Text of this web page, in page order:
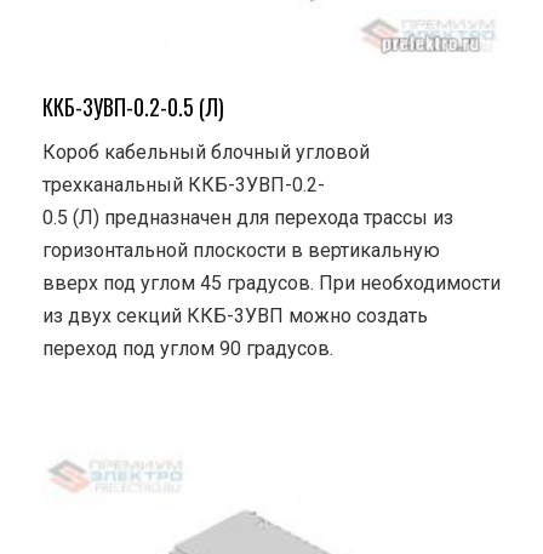
ККБ-3УВП-0.2-0.5 (Л)
Короб кабельный блочный угловой
трехканальный ККБ-3УВП-0.2-
0.5 (Л) предназначен для перехода трассы из
горизонтальной плоскости в вертикальную
вверх под углом 45 градусов. При необходимости
из двух секций ККБ-3УВП можно создать
переход под углом 90 градусов.